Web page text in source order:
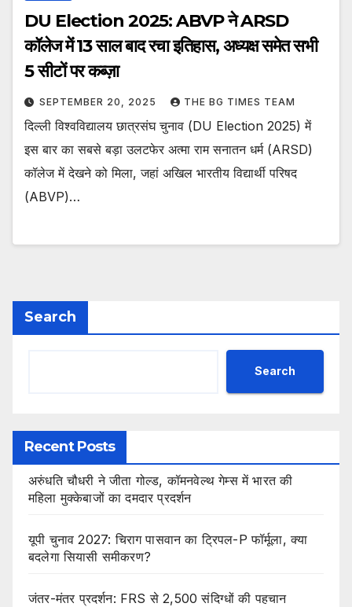
DU Election 2025: ABVP ने ARSD
कॉलेज में 13 साल बाद रचा इतिहास, अध्यक्ष समेत सभी
5 सीटों पर कब्ज़ा
SEPTEMBER 20, 2025 THE BG TIMES TEAM
दिल्ली विश्वविद्यालय छात्रसंघ चुनाव (DU Election 2025) में
इस बार का सबसे बड़ा उलटफेर अत्मा राम सनातन धर्म (ARSD)
कॉलेज में देखने को मिला, जहां अखिल भारतीय विद्यार्थी परिषद
(ABVP)…
Search
Search
Recent Posts
अरुंधति चौधरी ने जीता गोल्ड, कॉमनवेल्थ गेम्स में भारत की
महिला मुक्केबाजों का दमदार प्रदर्शन
यूपी चुनाव 2027: चिराग पासवान का ट्रिपल-P फॉर्मूला, क्या
बदलेगा सियासी समीकरण?
जंतर-मंतर प्रदर्शन: FRS से 2,500 संदिग्धों की पहचान